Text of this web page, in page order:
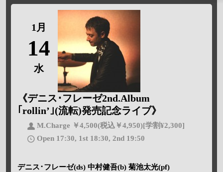
1月
14
水
《デニス･フレーゼ2nd.Album
｢rollin’｣(流転)発売記念ライブ》
M.Charge ￥4,500(税込￥4,950)[学割¥2,300]
Open 17:30, 1st 18:30, 2nd 19:50
デニス･フレーゼ(ds) 中村健吾(b) 菊池太光(pf)